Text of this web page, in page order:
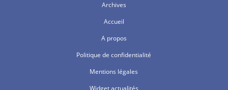
Archives
Accueil
A propos
Politique de confidentialité
Mentions légales